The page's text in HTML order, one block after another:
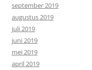
september 2019
augustus 2019
juli 2019
juni 2019
mei 2019
april 2019